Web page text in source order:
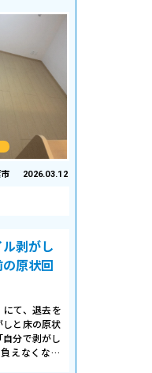
2026.03.12
剥がし
原状回
て、退去を
と床の原状
分で剥がし
えなくなっ